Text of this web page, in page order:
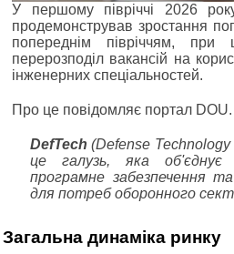
У першому півріччі 2026
продемонстрував зростання
попереднім півріччям, при
перерозподіл вакансій на
інженерних спеціальностей.
Про це повідомляє портал DOU.
DefTech (Defense Technology
це галузь, яка об'єднує
програмне забезпечення
для потреб оборонного
Загальна динаміка ринку